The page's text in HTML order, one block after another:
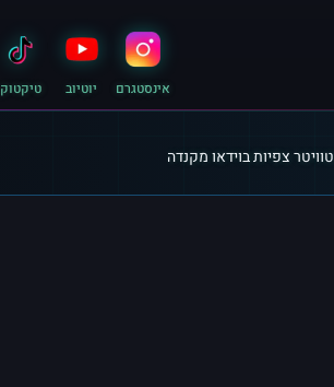
אינסטגרם יוטיוב טיקטוק
טוויטר צפיות בוידאו מקנדה